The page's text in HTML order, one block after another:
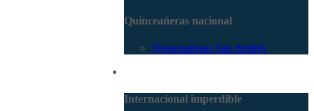
Quinceañeras nacional
Quinceañeras San Andrés
Internacional imperdible